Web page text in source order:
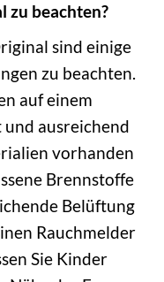
zu beachten?
sind einige
zu beachten.
auf einem
ausreichend
vorhanden
Brennstoffe
Belüftung
Rauchmelder
Sie Kinder